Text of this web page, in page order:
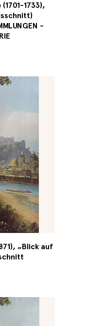
1733),
-
„Blick auf